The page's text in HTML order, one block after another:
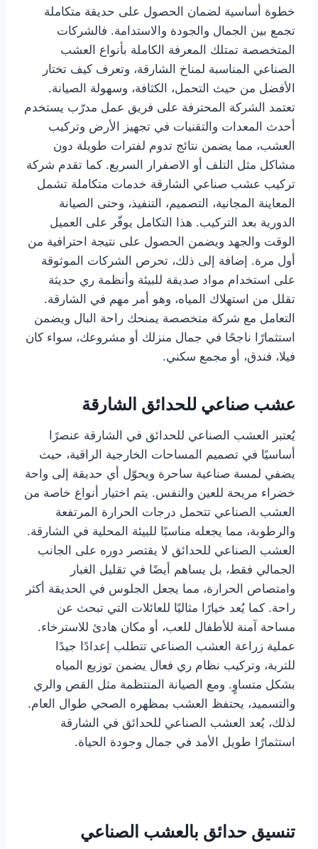
خطوة أساسية لضمان الحصول على حديقة متكاملة
تجمع بين الجمال والجودة والاستدامة. فالشركات
المتخصصة تمتلك المعرفة الكاملة بأنواع العشب
الصناعي المناسبة لمناخ الشارقة، وتعرف كيف تختار
الأفضل من حيث التحمل، الكثافة، وسهولة الصيانة.
تعتمد الشركة المحترفة على فريق عمل مدرّب يستخدم
أحدث المعدات والتقنيات في تجهيز الأرض وتركيب
العشب، مما يضمن نتائج تدوم لفترات طويلة دون
مشاكل مثل التلف أو الاصفرار السريع. كما تقدم شركة
تركيب عشب صناعي الشارقة خدمات متكاملة تشمل
المعاينة المجانية، التصميم، التنفيذ، وحتى الصيانة
الدورية بعد التركيب. هذا التكامل يوفّر على العميل
الوقت والجهد ويضمن الحصول على نتيجة احترافية من
أول مرة. إضافة إلى ذلك، تحرص الشركات الموثوقة
على استخدام مواد صديقة للبيئة وأنظمة ري حديثة
تقلل من استهلاك المياه، وهو أمر مهم في الشارقة.
التعامل مع شركة متخصصة يمنحك راحة البال ويضمن
استثمارًا ناجحًا في جمال منزلك أو مشروعك، سواء كان
فيلا، فندق، أو مجمع سكني.
عشب صناعي للحدائق الشارقة
يُعتبر العشب الصناعي للحدائق في الشارقة عنصرًا
أساسيًا في تصميم المساحات الخارجية الراقية، حيث
يضفي لمسة صناعية ساحرة ويحوّل أي حديقة إلى واحة
خضراء مريحة للعين والنفس. يتم اختيار أنواع خاصة من
العشب الصناعي تتحمل درجات الحرارة المرتفعة
والرطوبة، مما يجعله مناسبًا للبيئة المحلية في الشارقة.
العشب الصناعي للحدائق لا يقتصر دوره على الجانب
الجمالي فقط، بل يساهم أيضًا في تقليل الغبار
وامتصاص الحرارة، مما يجعل الجلوس في الحديقة أكثر
راحة. كما يُعد خيارًا مثاليًا للعائلات التي تبحث عن
مساحة آمنة للأطفال للعب، أو مكان هادئ للاسترخاء.
عملية زراعة العشب الصناعي تتطلب إعدادًا جيدًا
للتربة، وتركيب نظام ري فعال يضمن توزيع المياه
بشكل متساوٍ. ومع الصيانة المنتظمة مثل القص والري
والتسميد، يحتفظ العشب بمظهره الصحي طوال العام.
لذلك، يُعد العشب الصناعي للحدائق في الشارقة
استثمارًا طويل الأمد في جمال وجودة الحياة.
تنسيق حدائق بالعشب الصناعي